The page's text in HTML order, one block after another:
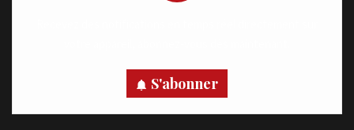
S'abonner